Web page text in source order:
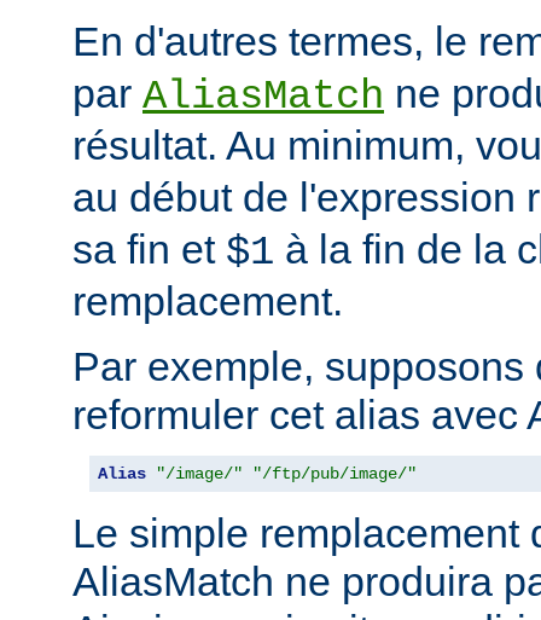
En d'autres termes, le
par AliasMatch ne
résultat. Au minimum,
au début de l'expression
sa fin et $1 à la fin de la
remplacement.
Par exemple,
reformuler cet alias avec
Alias "/image/" "/ftp/pub/image/"
Le simple remplacement
AliasMatch ne produira